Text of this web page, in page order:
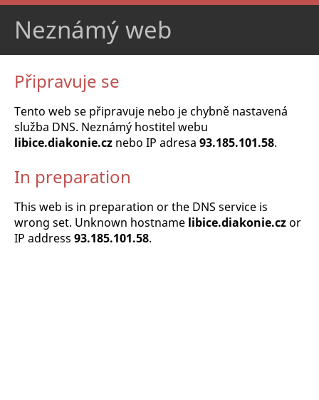
Neznámý web
Připravuje se
Tento web se připravuje nebo je chybně nastavená
služba DNS. Neznámý hostitel webu
libice.diakonie.cz nebo IP adresa 93.185.101.58.
In preparation
This web is in preparation or the DNS service is
wrong set. Unknown hostname libice.diakonie.cz or
IP address 93.185.101.58.